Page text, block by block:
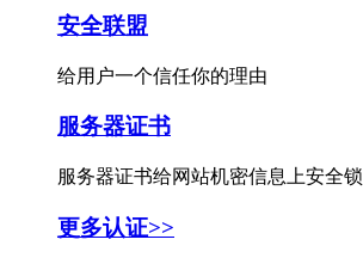
安全联盟
给用户一个信任你的理由
服务器证书
服务器证书给网站机密信息上安全锁
更多认证>>